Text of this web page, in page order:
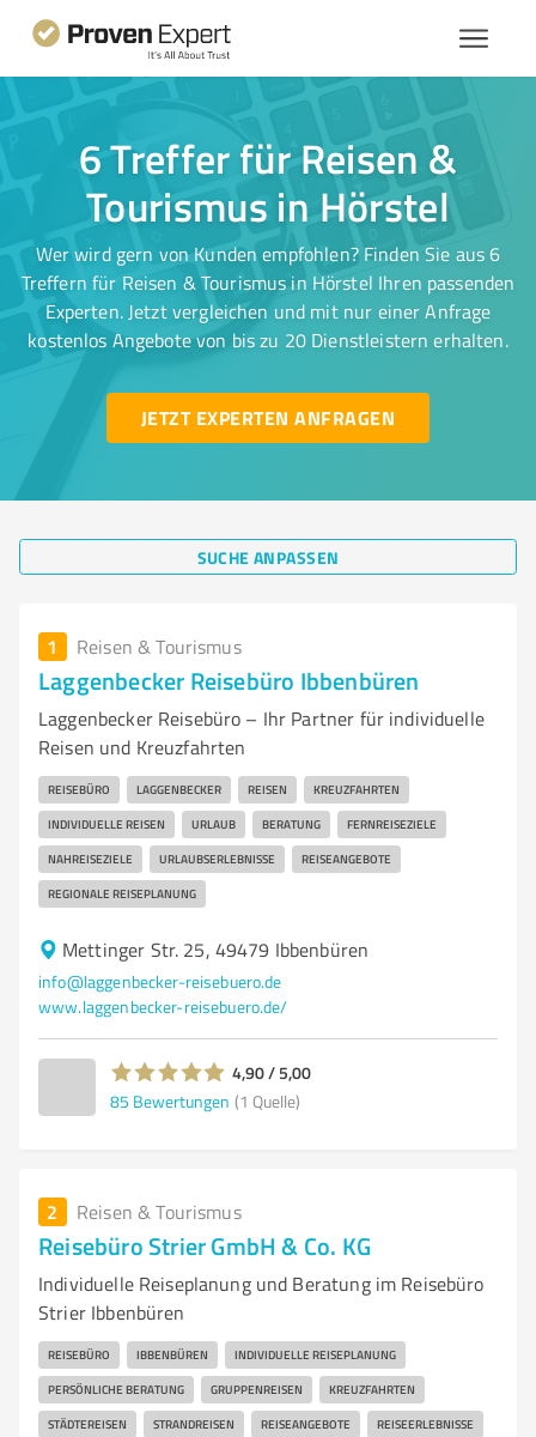
6 Treffer für Reisen &
Tourismus in Hörstel
Wer wird gern von Kunden empfohlen? Finden Sie aus 6
Treffern für Reisen & Tourismus in Hörstel Ihren passenden
Experten. Jetzt vergleichen und mit nur einer Anfrage
kostenlos Angebote von bis zu 20 Dienstleistern erhalten.
JETZT EXPERTEN ANFRAGEN
SUCHE ANPASSEN
1 Reisen & Tourismus
Laggenbecker Reisebüro Ibbenbüren
Laggenbecker Reisebüro – Ihr Partner für individuelle
Reisen und Kreuzfahrten
REISEBÜRO LAGGENBECKER REISEN KREUZFAHRTEN
INDIVIDUELLE REISEN URLAUB BERATUNG FERNREISEZIELE
NAHREISEZIELE URLAUBSERLEBNISSE REISEANGEBOTE
REGIONALE REISEPLANUNG
Mettinger Str. 25, 49479 Ibbenbüren
info@laggenbecker-reisebuero.de
www.laggenbecker-reisebuero.de/
4,90 / 5,00
85 Bewertungen (1 Quelle)
2 Reisen & Tourismus
Reisebüro Strier GmbH & Co. KG
Individuelle Reiseplanung und Beratung im Reisebüro
Strier Ibbenbüren
REISEBÜRO IBBENBÜREN INDIVIDUELLE REISEPLANUNG
PERSÖNLICHE BERATUNG GRUPPENREISEN KREUZFAHRTEN
STÄDTEREISEN STRANDREISEN REISEANGEBOTE REISEERLEBNISSE